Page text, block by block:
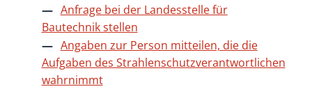
Anfrage bei der Landesstelle für
Bautechnik stellen
Angaben zur Person mitteilen, die die
Aufgaben des Strahlenschutzverantwortlichen
wahrnimmt